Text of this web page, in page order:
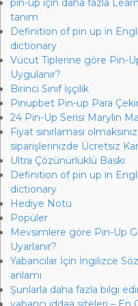
pin-up için daha fazla
tanım
Definition of pin up in
dictionary
Vücut Tiplerine göre Pin-
Uygulanır?
Birinci Sınıf İşçilik
Pinupbet Pin-up Para
24 Pin-Up Serisi Marylin
Fiyat sınırlaması
siparişlerinizde Ücretsiz
Ultra Çözünürlüklü Baskı
Definition of pin up in
dictionary
Hediye Notu
Popüler
Mevsimlere göre Pin-Up
Uyarlanır?
Yabancılar İçin İngilizce
anlamı
Şunlarla daha fazla bilgi